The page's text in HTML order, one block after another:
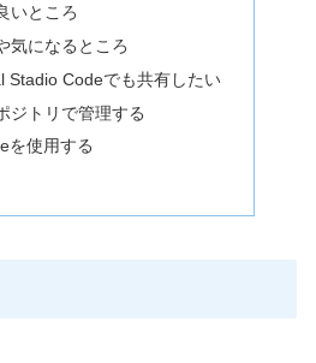
いところ
気になるところ
Stadio Codeでも共有したい
ジトリで管理する
を使用する